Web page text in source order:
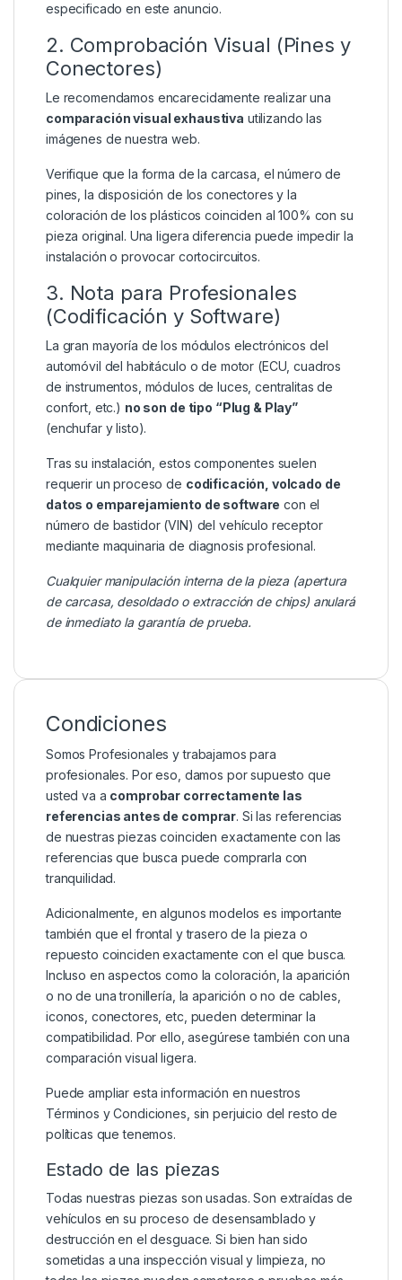
especificado en este anuncio.
2. Comprobación Visual (Pines y
Conectores)
Le recomendamos encarecidamente realizar una
comparación visual exhaustiva utilizando las
imágenes de nuestra web.
Verifique que la forma de la carcasa, el número de
pines, la disposición de los conectores y la
coloración de los plásticos coinciden al 100% con su
pieza original. Una ligera diferencia puede impedir la
instalación o provocar cortocircuitos.
3. Nota para Profesionales
(Codificación y Software)
La gran mayoría de los módulos electrónicos del
automóvil del habitáculo o de motor (ECU, cuadros
de instrumentos, módulos de luces, centralitas de
confort, etc.) no son de tipo “Plug & Play”
(enchufar y listo).
Tras su instalación, estos componentes suelen
requerir un proceso de codificación, volcado de
datos o emparejamiento de software con el
número de bastidor (VIN) del vehículo receptor
mediante maquinaria de diagnosis profesional.
Cualquier manipulación interna de la pieza (apertura
de carcasa, desoldado o extracción de chips) anulará
de inmediato la garantía de prueba.
Condiciones
Somos Profesionales y trabajamos para
profesionales. Por eso, damos por supuesto que
usted va a comprobar correctamente las
referencias antes de comprar. Si las referencias
de nuestras piezas coinciden exactamente con las
referencias que busca puede comprarla con
tranquilidad.
Adicionalmente, en algunos modelos es importante
también que el frontal y trasero de la pieza o
repuesto coinciden exactamente con el que busca.
Incluso en aspectos como la coloración, la aparición
o no de una tronillería, la aparición o no de cables,
iconos, conectores, etc, pueden determinar la
compatibilidad. Por ello, asegúrese también con una
comparación visual ligera.
Puede ampliar esta información en nuestros
Términos y Condiciones , sin perjuicio del resto de
políticas que tenemos.
Estado de las piezas
Todas nuestras piezas son usadas. Son extraídas de
vehículos en su proceso de desensamblado y
destrucción en el desguace. Si bien han sido
sometidas a una inspección visual y limpieza, no